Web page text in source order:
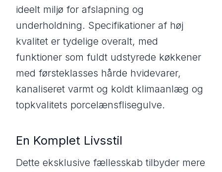
ideelt miljø for afslapning og
underholdning. Specifikationer af høj
kvalitet er tydelige overalt, med
funktioner som fuldt udstyrede køkkener
med førsteklasses hårde hvidevarer,
kanaliseret varmt og koldt klimaanlæg og
topkvalitets porcelænsflisegulve.
En Komplet Livsstil
Dette eksklusive fællesskab tilbyder mere